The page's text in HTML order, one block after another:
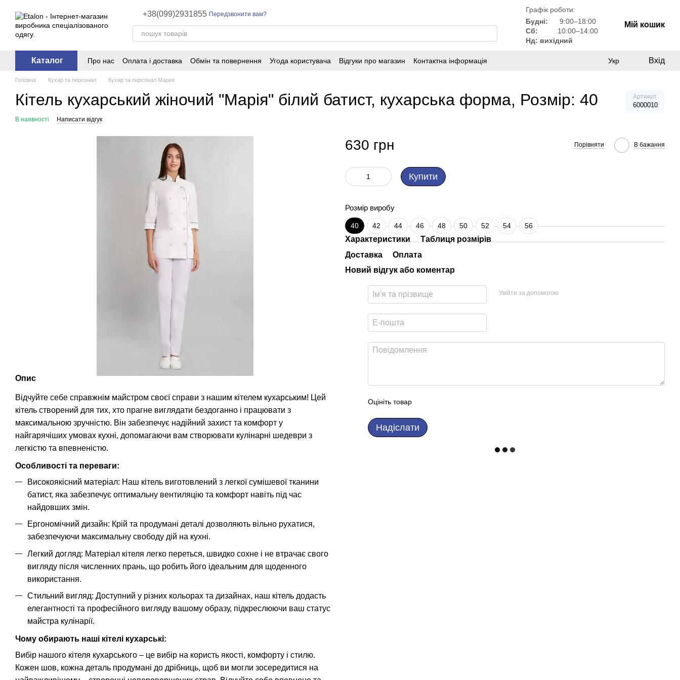
+38(099)2931855 Передзвонити вам?
Графік роботи:
Будні:
9:00–18:00
Сб:
10:00–14:00
Нд: вихідний
Мій кошик
Каталог Про нас Оплата і доставка Обмін та повернення Угода користувача Відгуки про магазин Контактна інформація Укр Вхід
Головна Кухар та персонал Кухар та персонал Мария
Кітель кухарський жіночий "Марія" білий батист, кухарська форма, Розмір: 40 Артикул
6000010
В наявності Написати відгук
Опис
Відчуйте себе справжнім майстром своєї справи з нашим кітелем кухарським! Цей
кітель створений для тих, хто прагне виглядати бездоганно і працювати з
максимальною зручністю. Він забезпечує надійний захист та комфорт у
найгарячіших умовах кухні, допомагаючи вам створювати кулінарні шедеври з
легкістю та впевненістю.
Особливості та переваги:
Високоякісний матеріал: Наш кітель виготовлений з легкої сумішевої тканини
батист, яка забезпечує оптимальну вентиляцію та комфорт навіть під час
найдовших змін.
Ергономічний дизайн: Крій та продумані деталі дозволяють вільно рухатися,
забезпечуючи максимальну свободу дій на кухні.
Легкий догляд: Матеріал кітеля легко переться, швидко сохне і не втрачає свого
вигляду після численних прань, що робить його ідеальним для щоденного
використання.
Стильний вигляд: Доступний у різних кольорах та дизайнах, наш кітель додасть
елегантності та професійного вигляду вашому образу, підкреслюючи ваш статус
майстра кулінарії.
Чому обирають наші кітелі кухарські:
Вибір нашого кітеля кухарського – це вибір на користь якості, комфорту і стилю.
Кожен шов, кожна деталь продумані до дрібниць, щоб ви могли зосередитися на
630 грн Порівняти В бажання
Купити
Розмір виробу
40 42 44 46 48 50 52 54 56
Характеристики
Таблиця розмірів
Доставка
Оплата
Новий відгук або коментар
Увійти за допомогою
Оцініть товар
Надіслати